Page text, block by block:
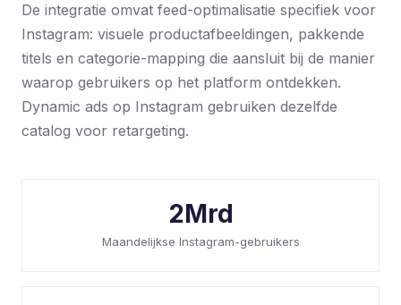
De integratie omvat feed-optimalisatie specifiek voor
Instagram: visuele productafbeeldingen, pakkende
titels en categorie-mapping die aansluit bij de manier
waarop gebruikers op het platform ontdekken.
Dynamic ads op Instagram gebruiken dezelfde
catalog voor retargeting.
2Mrd
Maandelijkse Instagram-gebruikers